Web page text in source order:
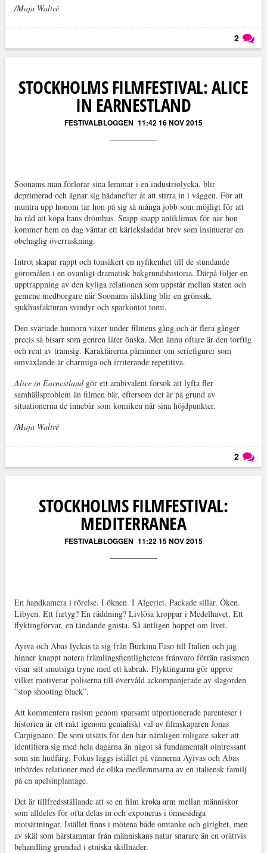
/Maja Waltré
2
STOCKHOLMS FILMFESTIVAL: ALICE
IN EARNESTLAND
FESTIVALBLOGGEN 11:42 16 NOV 2015
Soonams man förlorar sina lemmar i en industriolycka, blir
deprimerad och ägnar sig hädanefter åt att stirra in i väggen. För att
muntra upp honom tar hon på sig så många jobb som möjligt för att
ha råd att köpa hans drömhus. Snipp snapp antiklimax för när hon
kommer hem en dag väntar ett kärleksladdat brev som insinuerar en
obehaglig överraskning.
Introt skapar rappt och tonsäkert en nyfikenhet till de stundande
göromålen i en ovanligt dramatisk bakgrundshistoria. Därpå följer en
upptrappning av den kyliga relationen som uppstår mellan staten och
gemene medborgare när Soonams älskling blir en grönsak,
sjukhusfakturan svindyr och sparkontot tomt.
Den svärtade humorn växer under filmens gång och är flera gånger
precis så bisarr som genren låter önska. Men ännu oftare är den torftig
och rent av tramsig. Karaktärerna påminner om seriefigurer som
omväxlande är charmiga och irriterande repetitiva.
Alice in Earnestlandgör ett ambivalent försök att lyfta fler
samhällsproblem än filmen bär, eftersom det är på grund av
situationerna de innebär som komiken når sina höjdpunkter.
/Maja Waltré
2
STOCKHOLMS FILMFESTIVAL:
MEDITERRANEA
FESTIVALBLOGGEN 11:22 15 NOV 2015
En handkamera i rörelse. I öknen. I Algeriet. Packade sillar. Öken.
Libyen. Ett fartyg? En räddning? Livlösa kroppar i Medelhavet. Ett
flyktingförvar, en tändande gnista. Så äntligen hoppet om livet.
Ayiva och Abas lyckas ta sig från Burkina Faso till Italien och jag
hinner knappt notera främlingsfientlighetens frånvaro förrän rasismen
visar sitt smutsiga tryne med ett kabrak. Flyktingarna gör uppror
vilket motiverar poliserna till övervåld ackompanjerade av slagorden
”stop shooting black”.
Att kommentera rasism genom sparsamt utportionerade parenteser i
historien är ett rakt igenom genialiskt val av filmskaparen Jonas
Carpignano. De som utsätts för den har nämligen roligare saker att
identifiera sig med hela dagarna än något så fundamentalt ointressant
som sin hudfärg. Fokus läggs istället på vännerna Ayivas och Abas
inbördes relationer med de olika medlemmarna av en italiensk familj
på en apelsinplantage.
Det är tillfredsställande att se en film kroka arm mellan människor
som alldeles för ofta delas in och exponeras i ömsesidiga
motsättningar. Istället finns i mötena både omtanke och girighet, men
av skäl som härstammar från människans natur snarare än en orättvis
behandling grundad i etniska skillnader.